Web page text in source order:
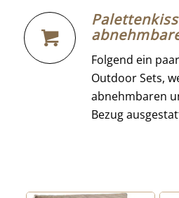
Folgend ein
Outdoor Sets,
abnehmbaren
Bezug